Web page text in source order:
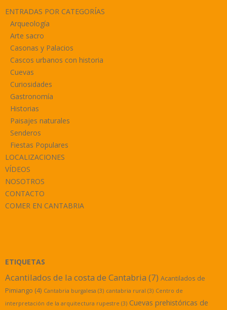
ENTRADAS POR CATEGORÍAS
Arqueología
Arte sacro
Casonas y Palacios
Cascos urbanos con historia
Cuevas
Curiosidades
Gastronomía
Historias
Paisajes naturales
Senderos
Fiestas Populares
LOCALIZACIONES
VÍDEOS
NOSOTROS
CONTACTO
COMER EN CANTABRIA
ETIQUETAS
Acantilados de la costa de Cantabria (7) Acantilados de
Pimiango (4) Cantabria burgalesa (3) cantabria rural (3) Centro de
interpretación de la arquitectura rupestre (3) Cuevas prehistóricas de